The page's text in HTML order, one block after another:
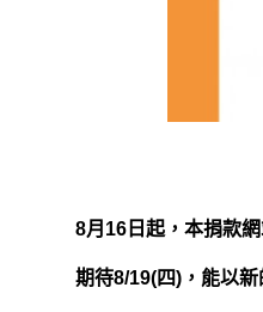
8月16日起，本捐款
期待8/19(四)，能以新